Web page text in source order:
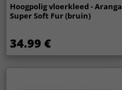
Hoogpolig vloerkleed - Aranga
Super Soft Fur (bruin)
34.99 €